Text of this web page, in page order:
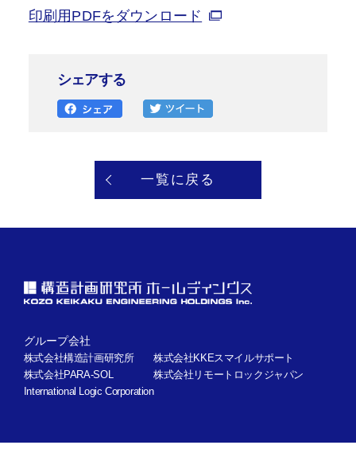
印刷用PDFをダウンロード
シェアする
一覧に戻る
グループ会社
株式会社構造計画研究所
株式会社KKEスマイルサポート
株式会社PARA-SOL
株式会社リモートロックジャパン
International Logic Corporation